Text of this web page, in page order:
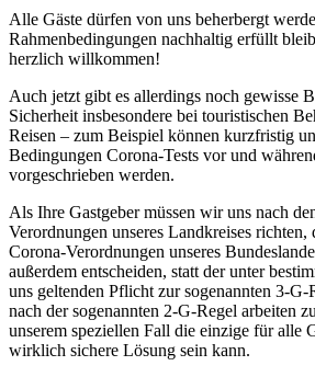
Alle Gäste dürfen von uns beherbergt
Rahmenbedingungen nachhaltig erfüllt
herzlich willkommen!
Auch jetzt gibt es allerdings noch gewisse
Sicherheit insbesondere bei touristischen
Reisen – zum Beispiel können kurzfristig
Bedingungen Corona-Tests vor und
vorgeschrieben werden.
Als Ihre Gastgeber müssen wir uns nach
Verordnungen unseres Landkreises
Corona-Verordnungen unseres
außerdem entscheiden, statt der unter
uns geltenden Pflicht zur sogenannten 3-G-
nach der sogenannten 2-G-Regel arbeiten
unserem speziellen Fall die einzige für alle
wirklich sichere Lösung sein kann.